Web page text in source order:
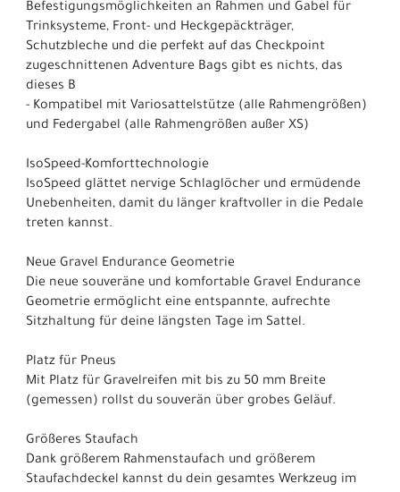
Befestigungsmöglichkeiten an Rahmen und Gabel für
Trinksysteme, Front- und Heckgepäckträger,
Schutzbleche und die perfekt auf das Checkpoint
zugeschnittenen Adventure Bags gibt es nichts, das
dieses B
- Kompatibel mit Variosattelstütze (alle Rahmengrößen)
und Federgabel (alle Rahmengrößen außer XS)
IsoSpeed-Komforttechnologie
IsoSpeed glättet nervige Schlaglöcher und ermüdende
Unebenheiten, damit du länger kraftvoller in die Pedale
treten kannst.
Neue Gravel Endurance Geometrie
Die neue souveräne und komfortable Gravel Endurance
Geometrie ermöglicht eine entspannte, aufrechte
Sitzhaltung für deine längsten Tage im Sattel.
Platz für Pneus
Mit Platz für Gravelreifen mit bis zu 50 mm Breite
(gemessen) rollst du souverän über grobes Geläuf.
Größeres Staufach
Dank größerem Rahmenstaufach und größerem
Staufachdeckel kannst du dein gesamtes Werkzeug im